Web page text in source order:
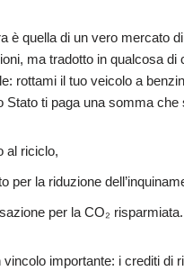
è quella di un vero mercato
ma tradotto in qualcosa di
rottami il tuo veicolo a
Stato ti paga una somma
al riciclo,
per la riduzione
per la CO₂ risparmiata.
vincolo importante: i crediti di